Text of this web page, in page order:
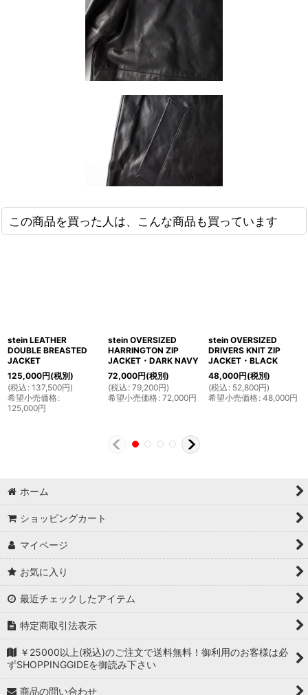
この商品を買った人は、こんな商品も買っています
stein LEATHER
DOUBLE BREASTED
JACKET
125,000円(税別)
(税込 : 137,500円)
希望小売価格:
125,000円
stein OVERSIZED
HARRINGTON ZIP
JACKET・DARK NAVY
72,000円(税別)
(税込 : 79,200円)
希望小売価格: 72,000円
stein OVERSIZED
DRIVERS KNIT ZIP
JACKET・BLACK
48,000円(税別)
(税込 : 52,800円)
希望小売価格: 48,000円
ホーム
ショッピングカート
マイページ
お気に入り
最近チェックしたアイテム
特定商取引法表示
￥25000以上(税込)のご注文で送料無料！御利用のお客様は必
ずSHOPPINGGIDEを御読み下さい
商品の問い合わせ